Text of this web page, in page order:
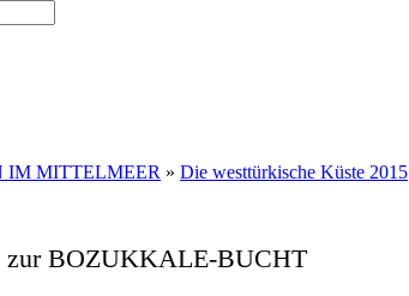
IM MITTELMEER » Die westtürkische Küste 2015
zur BOZUKKALE-BUCHT